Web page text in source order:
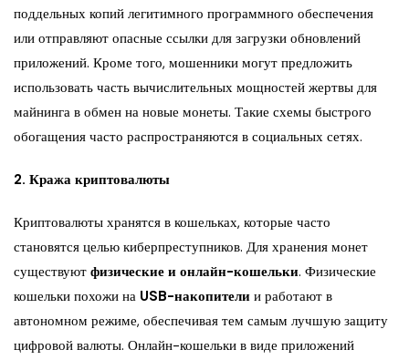
поддельных копий легитимного программного обеспечения
или отправляют опасные ссылки для загрузки обновлений
приложений. Кроме того, мошенники могут предложить
использовать часть вычислительных мощностей жертвы для
майнинга в обмен на новые монеты. Такие схемы быстрого
обогащения часто распространяются в социальных сетях.
2. Кража криптовалюты
Криптовалюты хранятся в кошельках, которые часто
становятся целью киберпреступников. Для хранения монет
существуют физические и онлайн-кошельки. Физические
кошельки похожи на USB-накопители и работают в
автономном режиме, обеспечивая тем самым лучшую защиту
цифровой валюты. Онлайн-кошельки в виде приложений